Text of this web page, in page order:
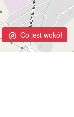
Co jest wokół